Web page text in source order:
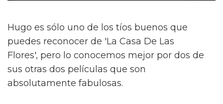
Hugo es sólo uno de los tíos buenos que
puedes reconocer de 'La Casa De Las
Flores', pero lo conocemos mejor por dos de
sus otras dos películas que son
absolutamente fabulosas.